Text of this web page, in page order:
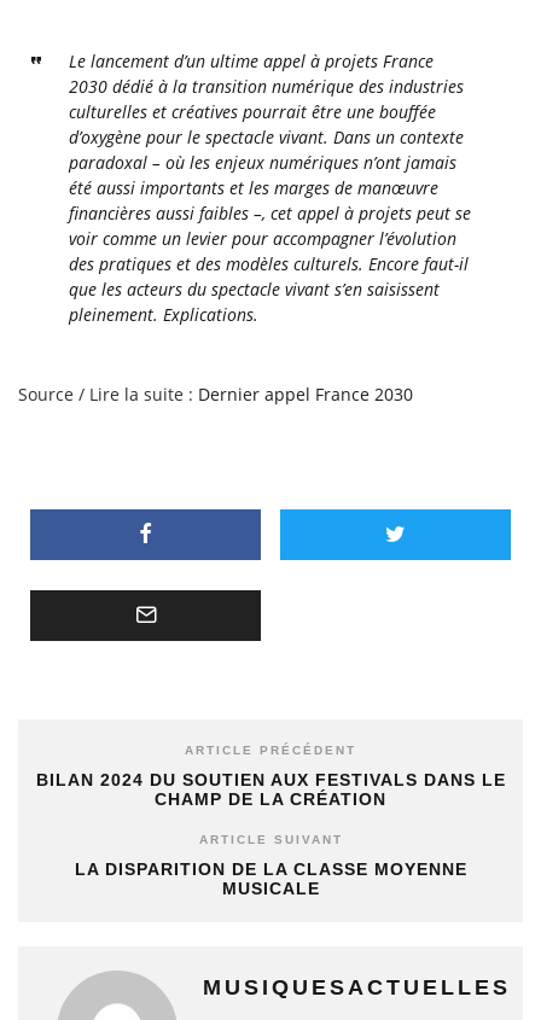
Le lancement d’un ultime appel à projets France
2030 dédié à la transition numérique des industries
culturelles et créatives pourrait être une bouffée
d’oxygène pour le spectacle vivant. Dans un contexte
paradoxal – où les enjeux numériques n’ont jamais
été aussi importants et les marges de manœuvre
financières aussi faibles –, cet appel à projets peut se
voir comme un levier pour accompagner l’évolution
des pratiques et des modèles culturels. Encore faut-il
que les acteurs du spectacle vivant s’en saisissent
pleinement. Explications.
Source / Lire la suite : Dernier appel France 2030
ARTICLE PRÉCÉDENT
BILAN 2024 DU SOUTIEN AUX FESTIVALS DANS LE
CHAMP DE LA CRÉATION
ARTICLE SUIVANT
LA DISPARITION DE LA CLASSE MOYENNE
MUSICALE
MUSIQUESACTUELLES